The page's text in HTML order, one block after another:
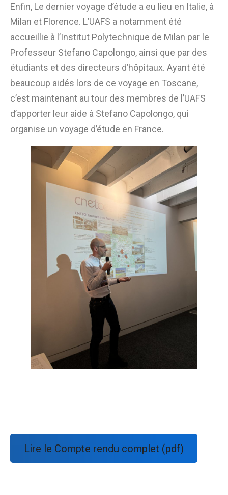
Enfin, Le dernier voyage d’étude a eu lieu en Italie, à
Milan et Florence. L’UAFS a notamment été
accueillie à l’Institut Polytechnique de Milan par le
Professeur Stefano Capolongo, ainsi que par des
étudiants et des directeurs d’hôpitaux. Ayant été
beaucoup aidés lors de ce voyage en Toscane,
c’est maintenant au tour des membres de l’UAFS
d’apporter leur aide à Stefano Capolongo, qui
organise un voyage d’étude en France.
Lire le Compte rendu complet (pdf)